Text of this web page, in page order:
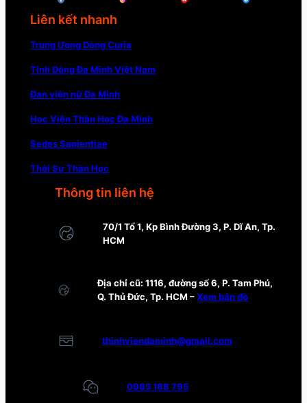
Liên kết nhanh
Trung Ương Dòng Curia
Tỉnh Dòng Đa Minh Việt Nam
Đan viện nữ Đa Minh
Học Viện Thần Học Đa Minh
Sedes Sapientiae
Thời Sự Thần Học
Thông tin liên hệ
70/1 Tổ 1, Kp Bình Đường 3, P. Dĩ An, Tp.
HCM
Địa chỉ cũ: 1116, đường số 6, P. Tam Phú,
Q. Thủ Đức, Tp. HCM –Xem bản đồ
thinhviendaminh@gmail.com
0985 188 795